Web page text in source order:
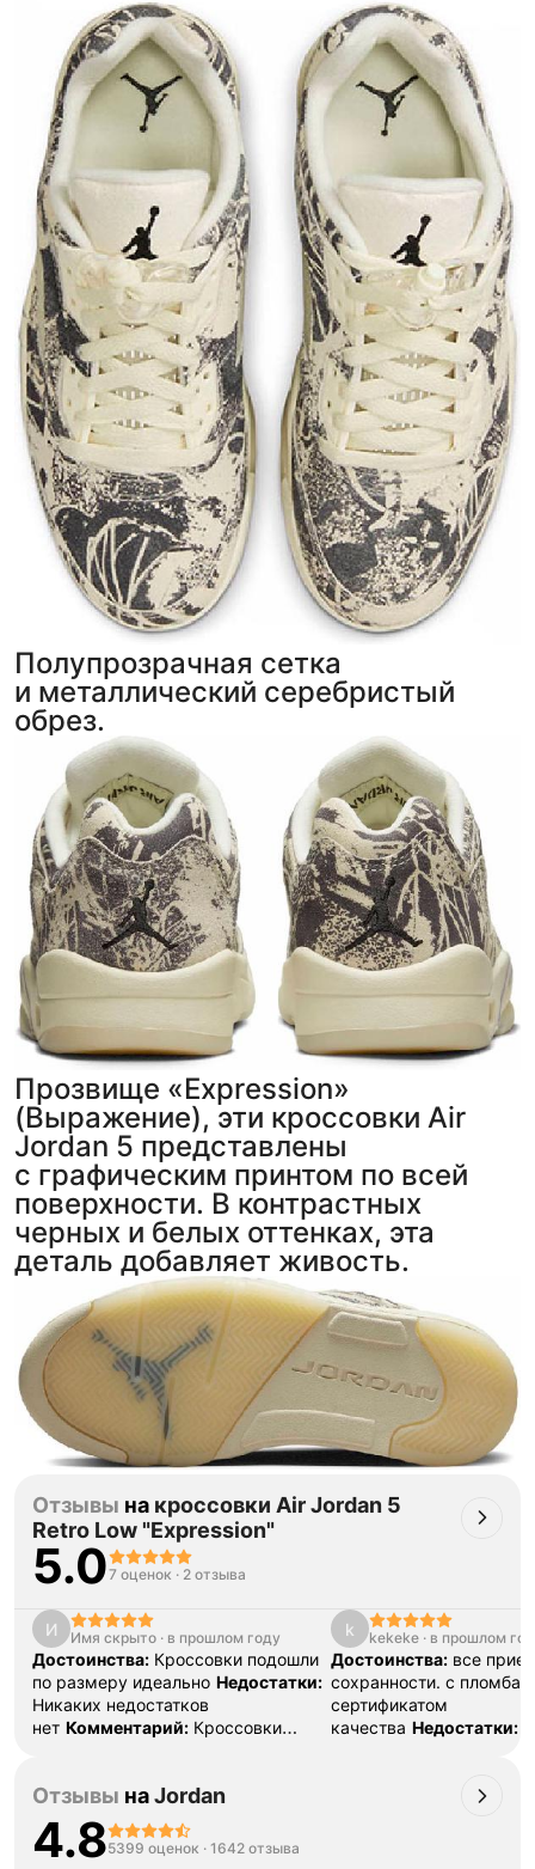
Тройная гарантия
оригинальности
Товар сертифицирован и опломбирован.
Проверяем на оригинальность
по 16 параметрам.
Если придёт подделка — вернём деньги
в трёхкратном размере.
Как мы провеяем товары
Полупрозрачная сетка
и металлический серебристый
обрез.
Прозвище «Expression»
(Выражение), эти кроссовки Air
Jordan 5 представлены
с графическим принтом по всей
поверхности. В контрастных
черных и белых оттенках, эта
деталь добавляет живость.
Отзывы на кроссовки Air Jordan 5
Retro Low "Expression"
5.07 оценок · 2 отзыва
И Имя скрыто · в прошлом году
Достоинства: Кроссовки подошли
по размеру идеально Недостатки:
Никаких недостатков
нет Комментарий: Кроссовки
что проверила и померила их ещё
там
k kekeke · в прошлом
Достоинства: все
сохранности. с
сертификатом
качества Недостатки:
Отзывы наJordan
4.85399 оценок · 1642 отзыва